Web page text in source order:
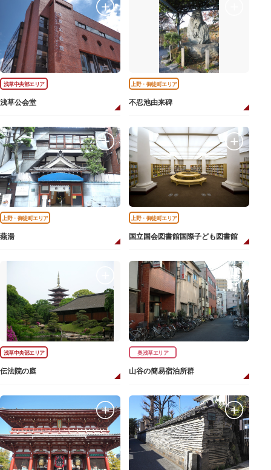
浅草中央部エリア
浅草公会堂
上野・御徒町エリア
不忍池由来碑
上野・御徒町エリア
燕湯
上野・御徒町エリア
国立国会図書館国際子ども図書館
浅草中央部エリア
伝法院の庭
奥浅草エリア
山谷の簡易宿泊所群